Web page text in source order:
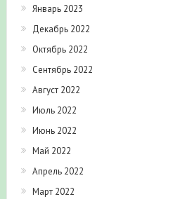
Январь 2023
Декабрь 2022
Октябрь 2022
Сентябрь 2022
Август 2022
Июль 2022
Июнь 2022
Май 2022
Апрель 2022
Март 2022